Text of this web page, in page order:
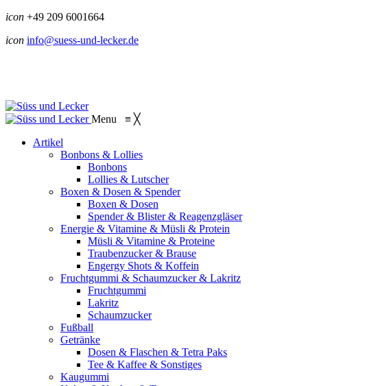
icon +49 209 6001664
icon info@suess-und-lecker.de
Menu ≡ ╳
Artikel
Bonbons & Lollies
Bonbons
Lollies & Lutscher
Boxen & Dosen & Spender
Boxen & Dosen
Spender & Blister & Reagenzgläser
Energie & Vitamine & Müsli & Protein
Müsli & Vitamine & Proteine
Traubenzucker & Brause
Engergy Shots & Koffein
Fruchtgummi & Schaumzucker & Lakritz
Fruchtgummi
Lakritz
Schaumzucker
Fußball
Getränke
Dosen & Flaschen & Tetra Paks
Tee & Kaffee & Sonstiges
Kaugummi